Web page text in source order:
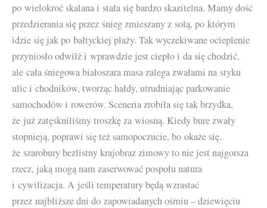
po wielokroć skalana i stała się bardzo skazitelna. Mamy dość
przedzierania się przez śnieg zmieszany z solą, po którym
idzie się jak po bałtyckiej plaży. Tak wyczekiwane ocieplenie
przyniosło odwilż i wprawdzie jest ciepło i da się chodzić,
ale cała śniegowa białoszara masa zalega zwałami na styku
ulic i chodników, tworząc hałdy, utrudniając parkowanie
samochodów i rowerów. Sceneria zrobiła się tak brzydka,
że już zatęskniliśmy troszkę za wiosną. Kiedy bure zwały
stopnieją, poprawi się też samopoczucie, bo okaże się,
że szarobury bezlistny krajobraz zimowy to nie jest najgorsza
rzecz, jaką mogą nam zaserwować pospołu natura
i cywilizacja. A jeśli temperatury będą wzrastać
przez najbliższe dni do zapowiadanych ośmiu – dziewięciu